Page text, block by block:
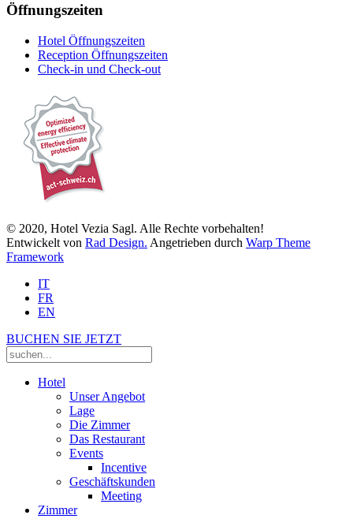
Öffnungszeiten
Hotel Öffnungszeiten
Reception Öffnungszeiten
Check-in und Check-out
© 2020, Hotel Vezia Sagl. Alle Rechte vorbehalten!
Entwickelt von Rad Design. Angetrieben durch Warp Theme
Framework
IT
FR
EN
BUCHEN SIE JETZT
Hotel
Unser Angebot
Lage
Die Zimmer
Das Restaurant
Events
Incentive
Geschäftskunden
Meeting
Zimmer